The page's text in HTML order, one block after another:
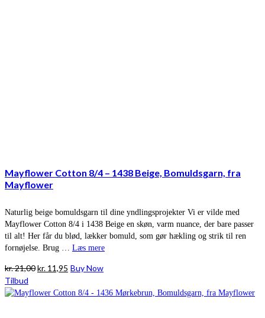
Mayflower Cotton 8/4 – 1438 Beige, Bomuldsgarn, fra
Mayflower
Naturlig beige bomuldsgarn til dine yndlingsprojekter Vi er vilde med
Mayflower Cotton 8/4 i 1438 Beige en skøn, varm nuance, der bare passer
til alt! Her får du blød, lækker bomuld, som gør hækling og strik til ren
fornøjelse. Brug … Læs mere
kr.21,00Den
pris
kr. 11,95 Den
pris
Buy Now
Tilbud